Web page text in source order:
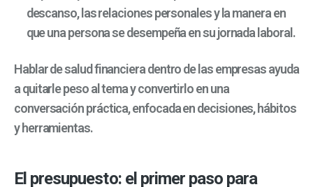
descanso, las relaciones personales y la manera en
que una persona se desempeña en su jornada laboral.
Hablar de salud financiera dentro de las empresas ayuda
a quitarle peso al tema y convertirlo en una
conversación práctica, enfocada en decisiones, hábitos
y herramientas.
El presupuesto: el primer paso para